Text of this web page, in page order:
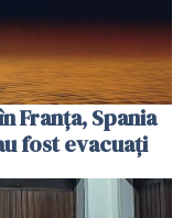
Franța, Spania
fost evacuați